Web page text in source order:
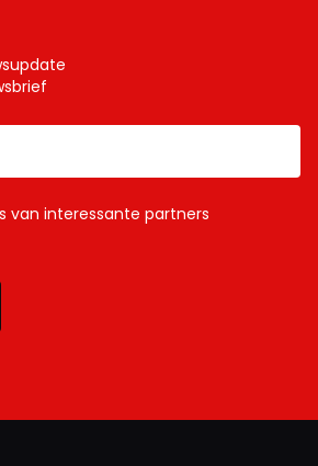
van interessante partners